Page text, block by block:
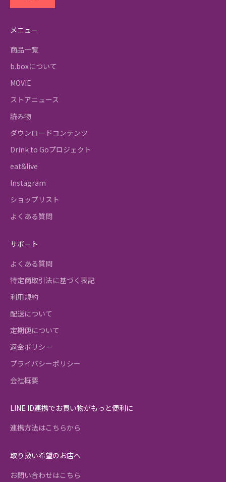
メニュー
商品一覧
b.boxについて
MOVIE
ストアニュース
読み物
ダウンロードコンテンツ
Drink to Goプロジェクト
eat&live
Instagram
ショップリスト
よくある質問
サポート
よくある質問
特定商取引法に基づく表記
利用規約
配送について
定期便について
返金ポリシー
プライバシーポリシー
会社概要
LINE ID連携でお買い物がもっと便利に
連携方法はこちらから
取り扱い希望のお店へ
お問い合わせはこちら